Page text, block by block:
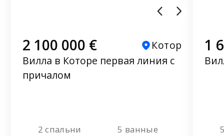
2 100 000 €
Котор
Вилла в Которе первая линия с
причалом
2 спальни
5 ванные
1